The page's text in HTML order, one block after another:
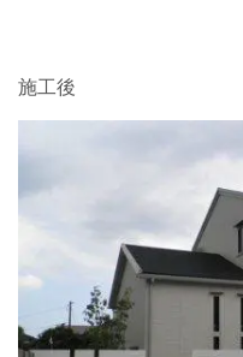
施工後